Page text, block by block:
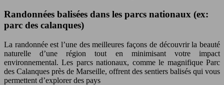
Randonnées balisées dans les parcs nationaux (ex:
parc des calanques)
La randonnée est l’une des meilleures façons de découvrir la beauté
naturelle d’une région tout en minimisant votre impact
environnemental. Les parcs nationaux, comme le magnifique Parc
des Calanques près de Marseille, offrent des sentiers balisés qui vous
permettent d’explorer des pays